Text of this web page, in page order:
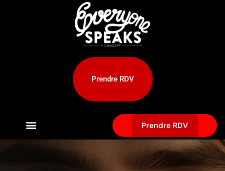
Prendre RDV
Prendre RDV